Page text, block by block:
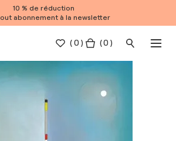
10 % de réduction
abonnement à la newsletter
(0 ) ( 0 )